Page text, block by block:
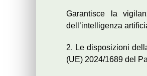
Garantisce la
dell’intelligenza
2. Le disposizioni
(UE) 2024/1689 del